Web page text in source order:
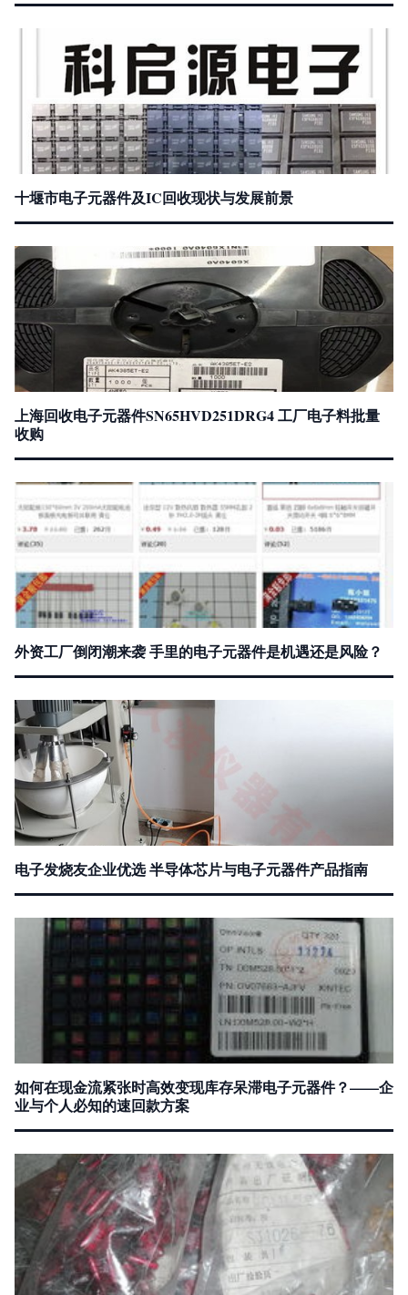
十堰市电子元器件及IC回收现状与发展前景
上海回收电子元器件SN65HVD251DRG4 工厂电子料批量
收购
外资工厂倒闭潮来袭 手里的电子元器件是机遇还是风险？
电子发烧友企业优选 半导体芯片与电子元器件产品指南
如何在现金流紧张时高效变现库存呆滞电子元器件？——企
业与个人必知的速回款方案